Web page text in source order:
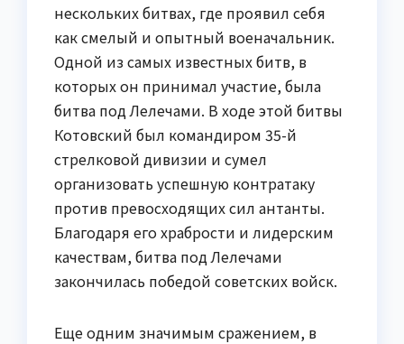
нескольких битвах, где проявил себя
как смелый и опытный военачальник.
Одной из самых известных битв, в
которых он принимал участие, была
битва под Лелечами. В ходе этой битвы
Котовский был командиром 35-й
стрелковой дивизии и сумел
организовать успешную контратаку
против превосходящих сил антанты.
Благодаря его храбрости и лидерским
качествам, битва под Лелечами
закончилась победой советских войск.
Еще одним значимым сражением, в